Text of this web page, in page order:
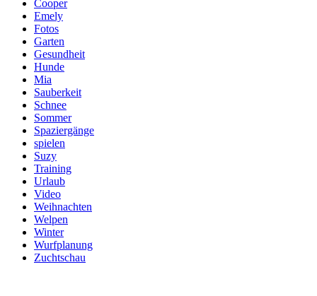
Cooper
Emely
Fotos
Garten
Gesundheit
Hunde
Mia
Sauberkeit
Schnee
Sommer
Spaziergänge
spielen
Suzy
Training
Urlaub
Video
Weihnachten
Welpen
Winter
Wurfplanung
Zuchtschau